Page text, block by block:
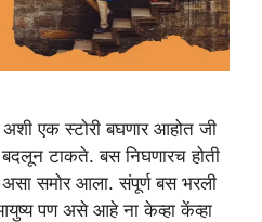
एक स्टोरी बघणार आहोत जी
टाकते. बस निघणारच होती
समोर आला. संपूर्ण बस भरली
पण असे आहे ना केव्हा केंव्हा